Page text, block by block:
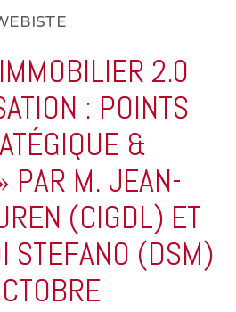
2.0
: POINTS
&
PAR M. JEAN-
(CIGDL) ET
STEFANO (DSM)